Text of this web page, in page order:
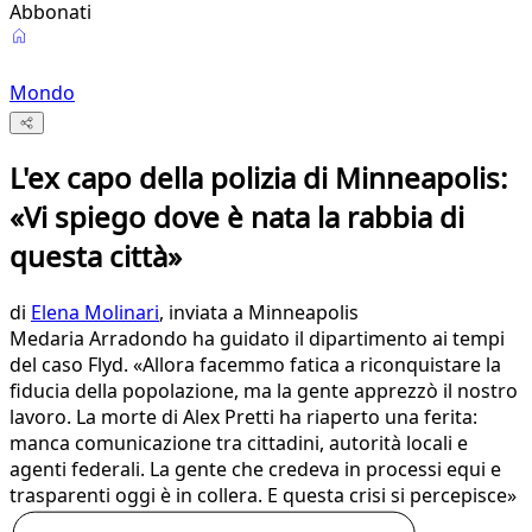
Abbonati
Mondo
L'ex capo della polizia di Minneapolis:
«Vi spiego dove è nata la rabbia di
questa città»
di Elena Molinari, inviata a Minneapolis
Medaria Arradondo ha guidato il dipartimento ai tempi
del caso Flyd. «Allora facemmo fatica a riconquistare la
fiducia della popolazione, ma la gente apprezzò il nostro
lavoro. La morte di Alex Pretti ha riaperto una ferita:
manca comunicazione tra cittadini, autorità locali e
agenti federali. La gente che credeva in processi equi e
trasparenti oggi è in collera. E questa crisi si percepisce»